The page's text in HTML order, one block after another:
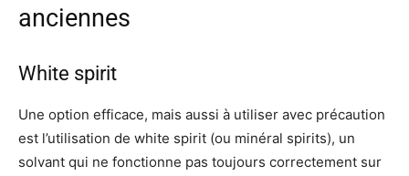
anciennes
White spirit
Une option efficace, mais aussi à utiliser avec précaution
est l’utilisation de white spirit (ou minéral spirits), un
solvant qui ne fonctionne pas toujours correctement sur